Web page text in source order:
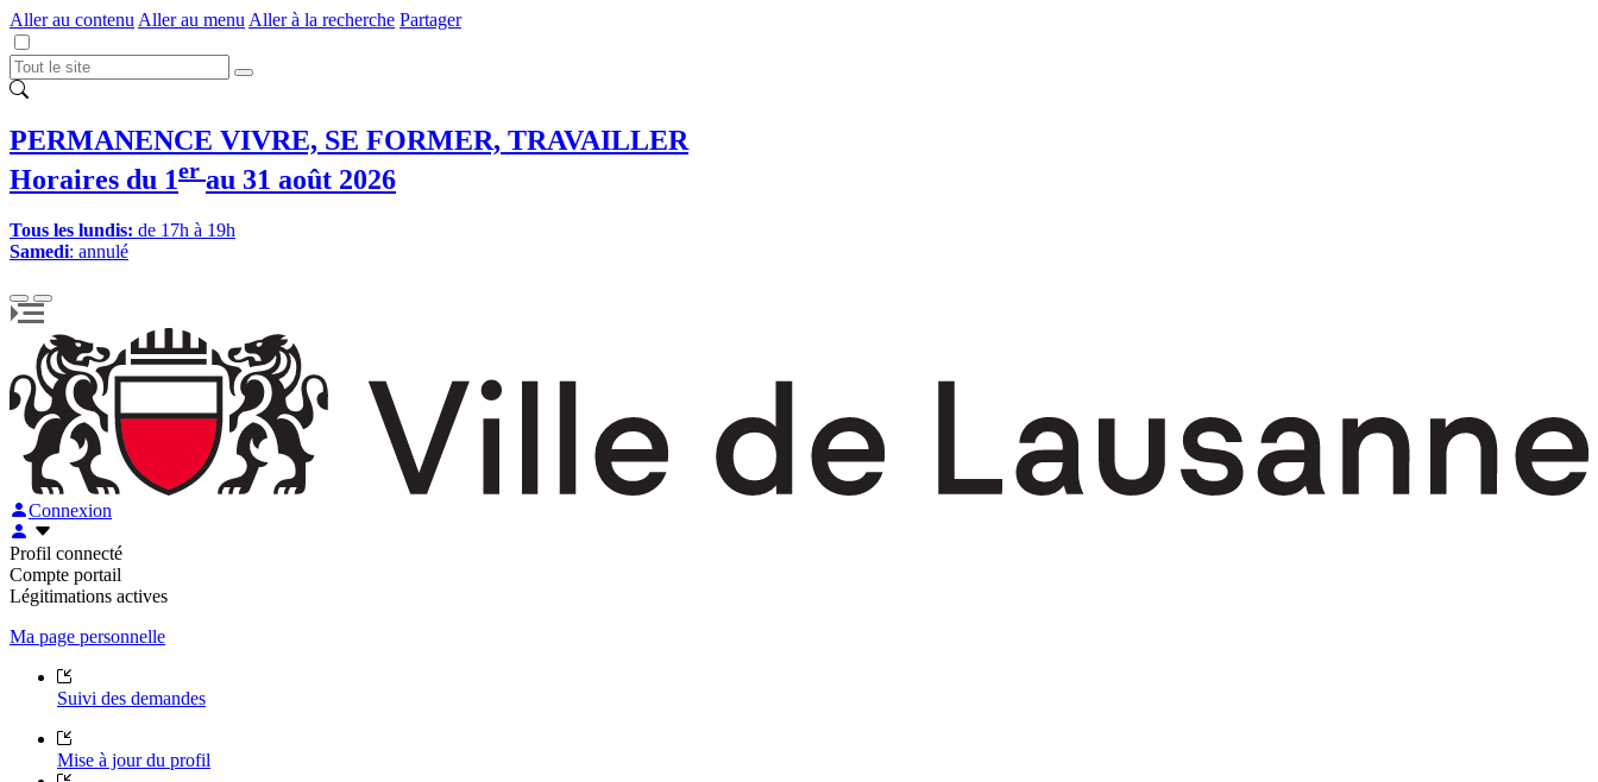
Aller au contenu Aller au menu Aller à la recherche Partager
PERMANENCE VIVRE, SE FORMER, TRAVAILLER
Horaires du 1er au 31 août 2026
Tous les lundis: de 17h à 19h
Samedi: annulé
Connexion
Profil connecté
Compte portail
Légitimations actives
Ma page personnelle
Suivi des demandes
Mise à jour du profil